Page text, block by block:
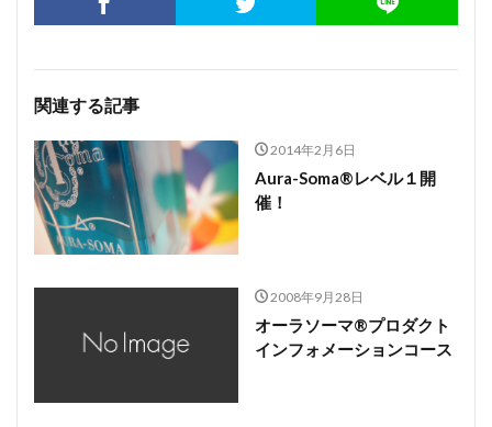
関連する記事
2014年2月6日
Aura-Soma®レベル１開
催！
2008年9月28日
オーラソーマ®プロダクト
インフォメーションコース